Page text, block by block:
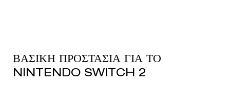
ΒΑΣΙΚΉ ΠΡΟΣΤΑΣΊΑ ΓΙΑ ΤΟ
NINTENDO SWITCH 2